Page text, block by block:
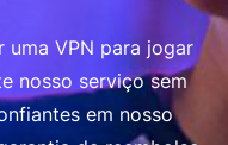
VPN para jogar
nosso serviço sem
em nosso